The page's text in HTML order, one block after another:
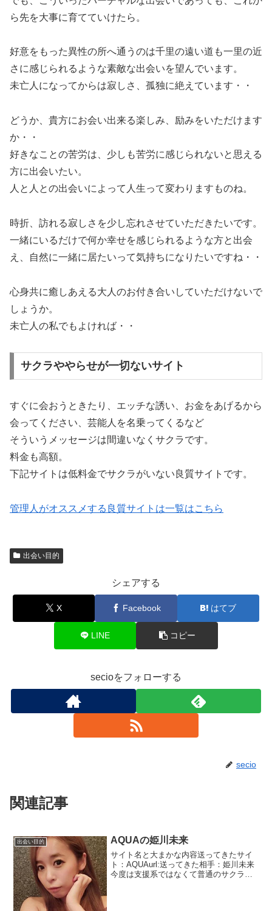
ら先を大事に育てていけたら。
好意をもった異性の所へ通うのは千里の遠い道も一里の近
さに感じられるような素敵な出会いを望んでいます。
未亡人になってからは寂しさ、孤独に絶えています・・
どうか、貴方にお会い出来る楽しみ、励みをいただけます
か・・
好きなことの苦労は、少しも苦労に感じられないと思える
方に出会いたい。
人と人との出会いによって人生って変わりますものね。
時折、訪れる寂しさを少し忘れさせていただきたいです。
一緒にいるだけで何か幸せを感じられるような方と出会
え、自然に一緒に居たいって気持ちになりたいですね・・
心身共に癒しあえる大人のお付き合いしていただけないで
しょうか。
未亡人の私でもよければ・・
サクラややらせが一切ないサイト
すぐに会おうときたり、エッチな誘い、お金をあげるから
会ってください、芸能人を名乗ってくるなど
そういうメッセージは間違いなくサクラです。
料金も高額。
下記サイトは低料金でサクラがいない良質サイトです。
管理人がオススメする良質サイトは一覧はこちら
出会い目的
シェアする
X Facebook はてブ
LINE コピー
secioをフォローする
secio
関連記事
出会い目的 AQUAの姫川未来
サイト名と大まかな内容送ってきたサイ
ト：AQUAurl:送ってきた相手：姫川未来
今度は支援系ではなくて普通のサクラで